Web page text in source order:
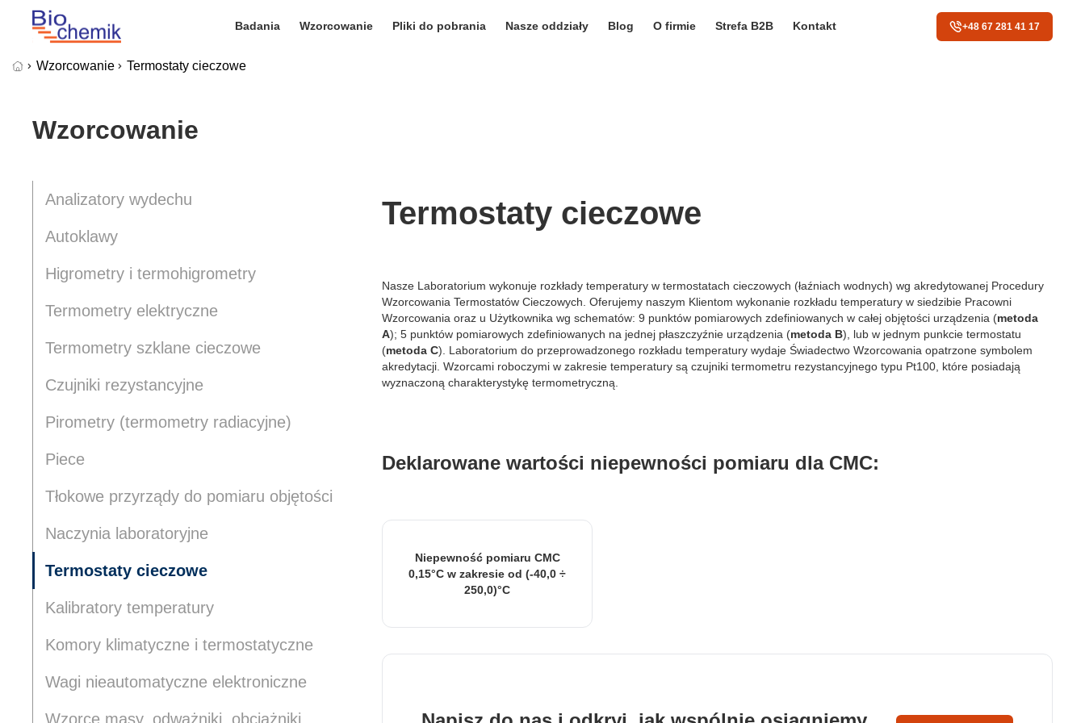
Badania Wzorcowanie Pliki do pobrania Nasze oddziały Blog O firmie Strefa B2B Kontakt +48 67 281 41 17
Wzorcowanie Termostaty cieczowe
Wzorcowanie
Analizatory wydechu
Autoklawy
Higrometry i termohigrometry
Termometry elektryczne
Termometry szklane cieczowe
Czujniki rezystancyjne
Pirometry (termometry radiacyjne)
Piece
Tłokowe przyrządy do pomiaru objętości
Naczynia laboratoryjne
Termostaty cieczowe
Kalibratory temperatury
Komory klimatyczne i termostatyczne
Wagi nieautomatyczne elektroniczne
Wzorce masy, odważniki, obciążniki
Termostaty cieczowe
Nasze Laboratorium wykonuje rozkłady temperatury w termostatach cieczowych (łaźniach wodnych) wg akredytowanej Procedury
Wzorcowania Termostatów Cieczowych. Oferujemy naszym Klientom wykonanie rozkładu temperatury w siedzibie Pracowni
Wzorcowania oraz u Użytkownika wg schematów: 9 punktów pomiarowych zdefiniowanych w całej objętości urządzenia (metoda
A); 5 punktów pomiarowych zdefiniowanych na jednej płaszczyźnie urządzenia (metoda B), lub w jednym punkcie termostatu
(metoda C). Laboratorium do przeprowadzonego rozkładu temperatury wydaje Świadectwo Wzorcowania opatrzone symbolem
akredytacji. Wzorcami roboczymi w zakresie temperatury są czujniki termometru rezystancyjnego typu Pt100, które posiadają
wyznaczoną charakterystykę termometryczną.
Deklarowane wartości niepewności pomiaru dla CMC:
Niepewność pomiaru CMC
0,15°C w zakresie od (-40,0 ÷
250,0)°C
Telefon
Wykorzystujemy pliki cookie do spersonalizowania treści i reklam, aby oferować funkcje społecznościowe i analizować ruch w
naszej witrynie. Informacje o tym, jak korzystasz z naszej witryny, udostępniamy partnerom społecznościowym, reklamowym i
analitycznym. Partnerzy mogą połączyć te informacje z innymi danymi otrzymanymi od Ciebie lub uzyskanymi podczas
sposób bez nich. Te pliki cookie nie przechowują żadnych danych umożliwiających identyfikację osoby.
Pliki cookie dotyczące preferencji umożliwiają stronie zapamiętanie informacji, które zmieniają wygląd lub funkcjonowanie
strony, np. preferowany język lub region, w którym znajduje się użytkownik.
Statystyczne pliki cookie pomagają właścicielem stron internetowych zrozumieć, w jaki sposób różni użytkownicy zachowują się
na stronie, gromadząc i zgłaszając anonimowe informacje.
Marketing
Marketingowe pliki cookie stosowane są w celu śledzenia użytkowników na stronach internetowych. Celem jest wyświetlanie